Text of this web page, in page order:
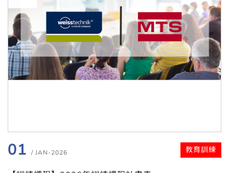
01 / JAN-2026 教育訓練